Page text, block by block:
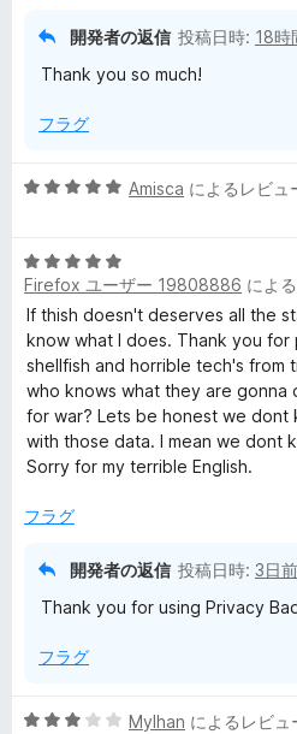
ビ
ュ
開発者の返信 投稿日時: 18時
Thank you so much!
フラグ
5
中
5
の
評
価
Amisca によるレビュ
5
段
階
中
5
の
評
価
Firefox ユーザー 19808886 によ
If thish doesn't deserves all the
know what I does. Thank you
shellfish and horrible tech's from
who knows what they are gonna
for war? Lets be honest we dont
with those data. I mean we dont
Sorry for my terrible English.
フラグ
開発者の返信 投稿日時: 3日前
Thank you for using Privacy
フラグ
5
Mylhan によるレビュ